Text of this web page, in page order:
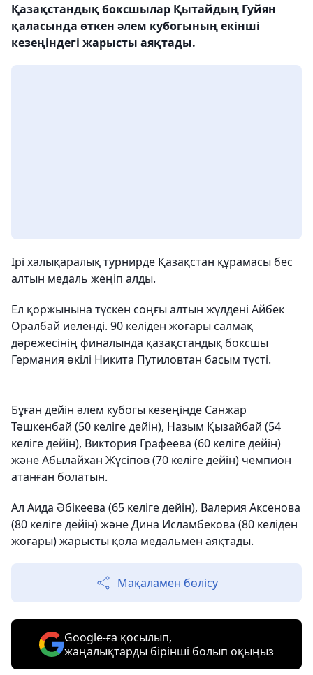
Қазақстандық боксшылар Қытайдың Гуйян
қаласында өткен әлем кубогының екінші
кезеңіндегі жарысты аяқтады.
Ірі халықаралық турнирде Қазақстан құрамасы бес
алтын медаль жеңіп алды.
Ел қоржынына түскен соңғы алтын жүлдені Айбек
Оралбай иеленді. 90 келіден жоғары салмақ
дәрежесінің финалында қазақстандық боксшы
Германия өкілі Никита Путиловтан басым түсті.
Бұған дейін әлем кубогы кезеңінде Санжар
Тәшкенбай (50 келіге дейін), Назым Қызайбай (54
келіге дейін), Виктория Графеева (60 келіге дейін)
және Абылайхан Жүсіпов (70 келіге дейін) чемпион
атанған болатын.
Ал Аида Әбікеева (65 келіге дейін), Валерия Аксенова
(80 келіге дейін) және Дина Исламбекова (80 келіден
жоғары) жарысты қола медальмен аяқтады.
Мақаламен бөлісу
Google-ға қосылып,
жаңалықтарды бірінші болып оқыңыз